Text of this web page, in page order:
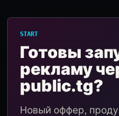
START
Готовы
рекламу
public.tg?
Новый оффер,